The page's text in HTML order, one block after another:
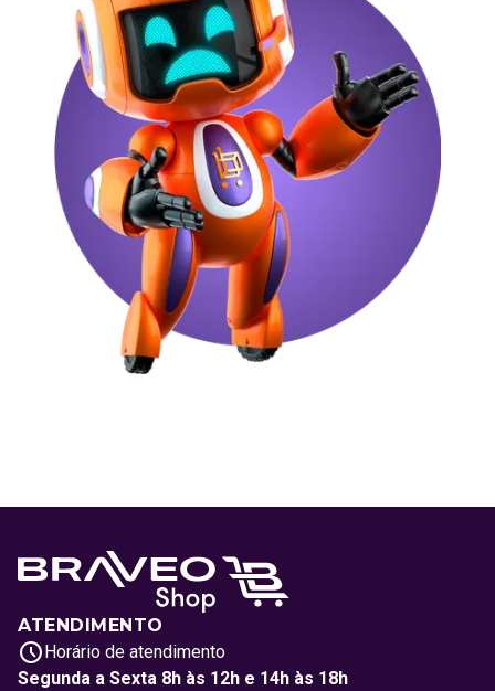
ATENDIMENTO
Horário de atendimento
Segunda a Sexta 8h às 12h e 14h às 18h